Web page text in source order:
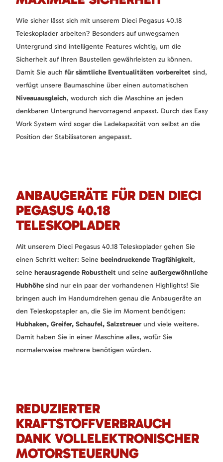
Wie sicher lässt sich mit unserem Dieci Pegasus 40.18
Teleskoplader arbeiten? Besonders auf unwegsamen
Untergrund sind intelligente Features wichtig, um die
Sicherheit auf Ihren Baustellen gewährleisten zu können.
Damit Sie auch für sämtliche Eventualitäten vorbereitet sind,
verfügt unsere Baumaschine über einen automatischen
Niveauausgleich, wodurch sich die Maschine an jeden
denkbaren Untergrund hervorragend anpasst. Durch das Easy
Work System wird sogar die Ladekapazität von selbst an die
Position der Stabilisatoren angepasst.
ANBAUGERÄTE FÜR DEN DIECI
PEGASUS 40.18
TELESKOPLADER
Mit unserem Dieci Pegasus 40.18 Teleskoplader gehen Sie
einen Schritt weiter: Seine beeindruckende Tragfähigkeit,
seine herausragende Robustheit und seine außergewöhnliche
Hubhöhesind nur ein paar der vorhandenen Highlights! Sie
bringen auch im Handumdrehen genau die Anbaugeräte an
den Teleskopstapler an, die Sie im Moment benötigen:
Hubhaken, Greifer, Schaufel, Salzstreuer und viele weitere.
Damit haben Sie in einer Maschine alles, wofür Sie
normalerweise mehrere benötigen würden.
REDUZIERTER
KRAFTSTOFFVERBRAUCH
DANK VOLLELEKTRONISCHER
MOTORSTEUERUNG